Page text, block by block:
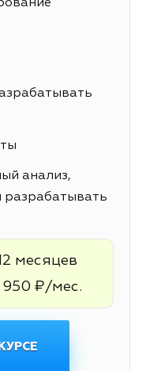
анализ,
месяцев
950 ₽/мес.